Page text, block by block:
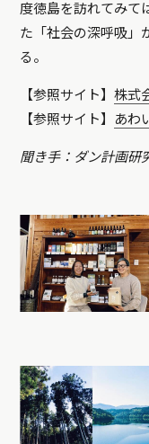
度徳島を訪れてみて
た「社会の深呼吸」
る。
【参照サイト】株式
【参照サイト】 あわ
聞き手：ダン計画研